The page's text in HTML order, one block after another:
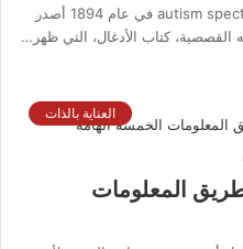
اضطراب طيف التوحد autism spectrum disorders في عام 1894 أصدر
القصصية، كتاب الأدغال، التي ظهر…
العناية بالذات
المعلومات